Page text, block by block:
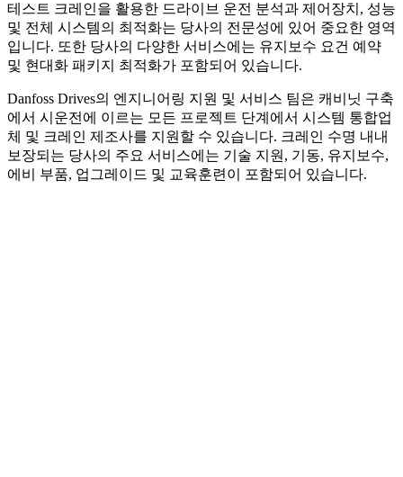
테스트 크레인을 활용한 드라이브 운전 분석과 제어장치, 성능
및 전체 시스템의 최적화는 당사의 전문성에 있어 중요한 영역
입니다. 또한 당사의 다양한 서비스에는 유지보수 요건 예약
및 현대화 패키지 최적화가 포함되어 있습니다.
Danfoss Drives의 엔지니어링 지원 및 서비스 팀은 캐비닛 구축
에서 시운전에 이르는 모든 프로젝트 단계에서 시스템 통합업
체 및 크레인 제조사를 지원할 수 있습니다. 크레인 수명 내내
보장되는 당사의 주요 서비스에는 기술 지원, 기동, 유지보수,
에비 부품, 업그레이드 및 교육훈련이 포함되어 있습니다.